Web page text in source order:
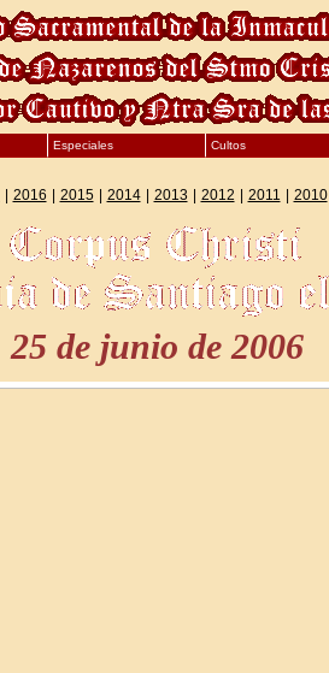
Especiales Cultos
2016 2015 2014 2013 2012 2011 2010
25 de junio de 2006